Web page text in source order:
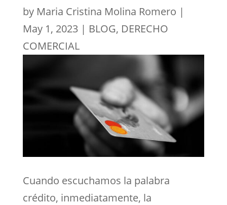
by Maria Cristina Molina Romero |
May 1, 2023| BLOG, DERECHO
COMERCIAL
Cuando escuchamos la palabra
crédito, inmediatamente, la